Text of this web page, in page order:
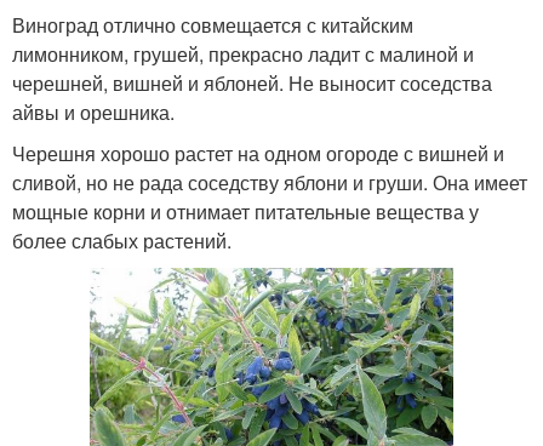
Виноград отлично совмещается с китайским
лимонником, грушей, прекрасно ладит с малиной и
черешней, вишней и яблоней. Не выносит соседства
айвы и орешника.
Черешня хорошо растет на одном огороде с вишней и
сливой, но не рада соседству яблони и груши. Она имеет
мощные корни и отнимает питательные вещества у
более слабых растений.